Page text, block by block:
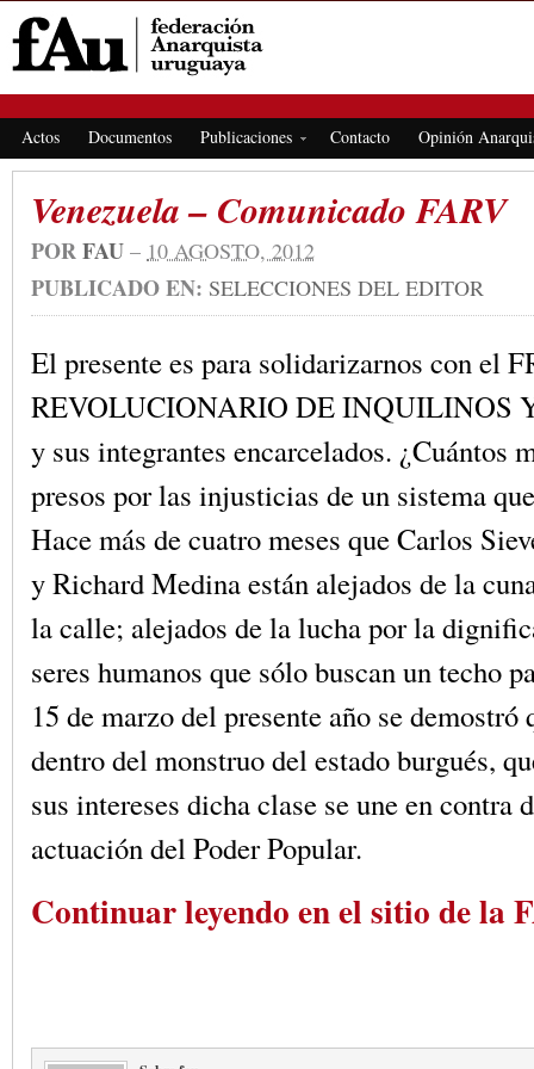
Actos Documentos Publicaciones Contacto Opinión
Venezuela – Comunicado FARV
PORFAU – 10 AGOSTO, 2012
PUBLICADO EN: SELECCIONES DEL EDITOR
El presente es para solidarizarnos con el
REVOLUCIONARIO DE INQUILINOS
y sus integrantes encarcelados. ¿Cuántos
presos por las injusticias de un sistema
Hace más de cuatro meses que Carlos
y Richard Medina están alejados de la
la calle; alejados de la lucha por la
seres humanos que sólo buscan un techo
15 de marzo del presente año se
dentro del monstruo del estado burgués,
sus intereses dicha clase se une en contra
actuación del Poder Popular.
Continuar leyendo en el sitio de la